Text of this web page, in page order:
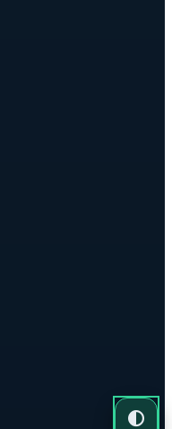
Mode
Mode
Mode clair